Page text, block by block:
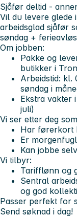
Sjåfør deltid -
Vil du levere glede
arbeidsglad sjåfør
søndag +
Om jobben:
Pakke og
butikker i
Arbeidstid: kl.
søndag i
Ekstra vakter
juli)
Vi ser etter deg
Har førerkort
Er
Kan jobbe
Vi tilbyr:
Tarifflønn og
Sentral
og god
Passer perfekt for
Send søknad i dag!